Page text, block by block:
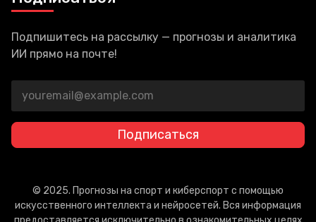
Подпишитесь на рассылку — прогнозы и аналитика
ИИ прямо на почте!
Подписаться
© 2025. Прогнозы на спорт и киберспорт с помощью
искусственного интеллекта и нейросетей. Вся информация